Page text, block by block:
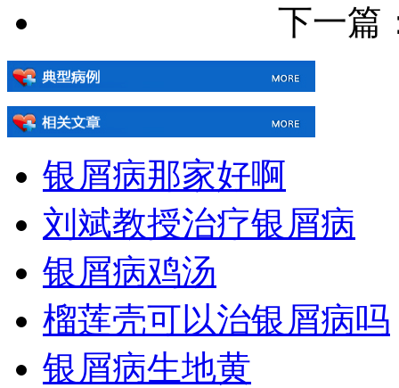
下一篇
银屑病那家好啊
刘斌教授治疗银屑病
银屑病鸡汤
榴莲壳可以治银屑病吗
银屑病生地黄